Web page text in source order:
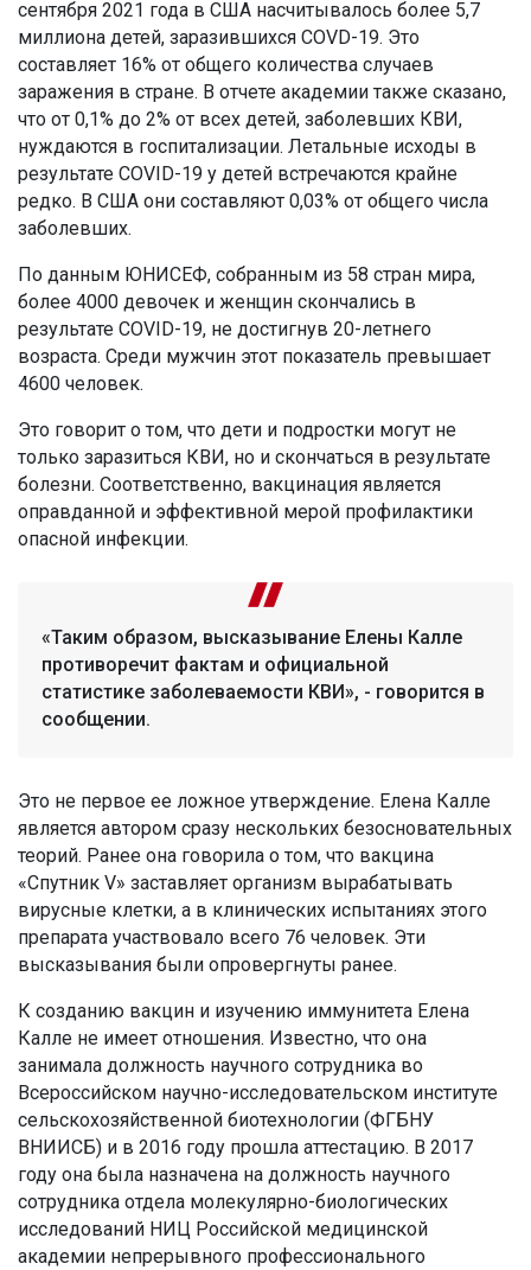
сентября 2021 года в США насчитывалось более 5,7
миллиона детей, заразившихся COVD-19. Это
составляет 16% от общего количества случаев
заражения в стране. В отчете академии также сказано,
что от 0,1% до 2% от всех детей, заболевших КВИ,
нуждаются в госпитализации. Летальные исходы в
результате COVID-19 у детей встречаются крайне
редко. В США они составляют 0,03% от общего числа
заболевших.
По данным ЮНИСЕФ, собранным из 58 стран мира,
более 4000 девочек и женщин скончались в
результате COVID-19, не достигнув 20-летнего
возраста. Среди мужчин этот показатель превышает
4600 человек.
Это говорит о том, что дети и подростки могут не
только заразиться КВИ, но и скончаться в результате
болезни. Соответственно, вакцинация является
оправданной и эффективной мерой профилактики
опасной инфекции.
«Таким образом, высказывание Елены Калле
противоречит фактам и официальной
статистике заболеваемости КВИ», - говорится в
сообщении.
Это не первое ее ложное утверждение. Елена Калле
является автором сразу нескольких безосновательных
теорий. Ранее она говорила о том, что вакцина
«Спутник V» заставляет организм вырабатывать
вирусные клетки, а в клинических испытаниях этого
препарата участвовало всего 76 человек. Эти
высказывания были опровергнуты ранее.
К созданию вакцин и изучению иммунитета Елена
Калле не имеет отношения. Известно, что она
занимала должность научного сотрудника во
Всероссийском научно-исследовательском институте
сельскохозяйственной биотехнологии (ФГБНУ
ВНИИСБ) и в 2016 году прошла аттестацию. В 2017
году она была назначена на должность научного
сотрудника отдела молекулярно-биологических
исследований НИЦ Российской медицинской
академии непрерывного профессионального